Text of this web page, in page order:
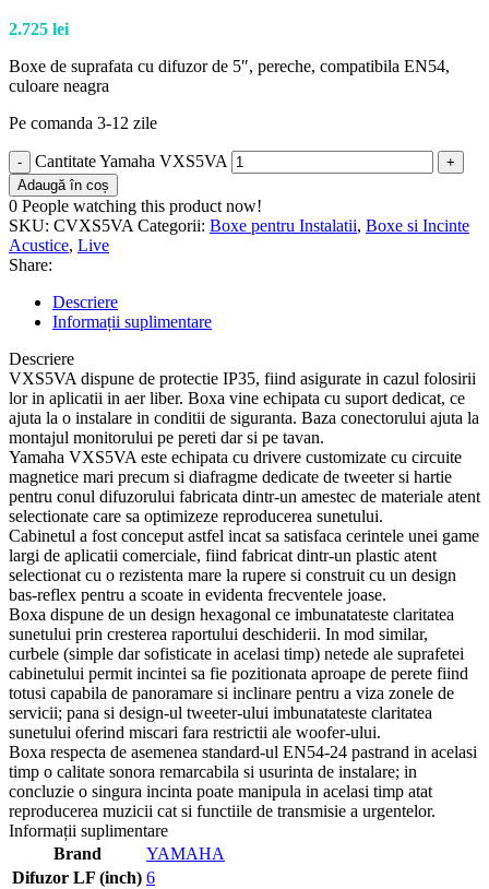
2.725 lei
Boxe de suprafata cu difuzor de 5″, pereche, compatibila EN54,
culoare neagra
Pe comanda 3-12 zile
Cantitate Yamaha VXS5VA
Adaugă în coș
0 People watching this product now!
SKU: CVXS5VACategorii: Boxe pentru Instalatii, Boxe si Incinte
Acustice, Live
Share:
Descriere
Informații suplimentare
Descriere
VXS5VA dispune de protectie IP35, fiind asigurate in cazul folosirii
lor in aplicatii in aer liber. Boxa vine echipata cu suport dedicat, ce
ajuta la o instalare in conditii de siguranta. Baza conectorului ajuta la
montajul monitorului pe pereti dar si pe tavan.
Yamaha VXS5VA este echipata cu drivere customizate cu circuite
magnetice mari precum si diafragme dedicate de tweeter si hartie
pentru conul difuzorului fabricata dintr-un amestec de materiale atent
selectionate care sa optimizeze reproducerea sunetului.
Cabinetul a fost conceput astfel incat sa satisfaca cerintele unei game
largi de aplicatii comerciale, fiind fabricat dintr-un plastic atent
selectionat cu o rezistenta mare la rupere si construit cu un design
bas-reflex pentru a scoate in evidenta frecventele joase.
Boxa dispune de un design hexagonal ce imbunatateste claritatea
sunetului prin cresterea raportului deschiderii. In mod similar,
curbele (simple dar sofisticate in acelasi timp) netede ale suprafetei
cabinetului permit incintei sa fie pozitionata aproape de perete fiind
totusi capabila de panoramare si inclinare pentru a viza zonele de
servicii; pana si design-ul tweeter-ului imbunatateste claritatea
sunetului oferind miscari fara restrictii ale woofer-ului.
Boxa respecta de asemenea standard-ul EN54-24 pastrand in acelasi
timp o calitate sonora remarcabila si usurinta de instalare; in
concluzie o singura incinta poate manipula in acelasi timp atat
reproducerea muzicii cat si functiile de transmisie a urgentelor.
Informații suplimentare
Brand
YAMAHA
Difuzor LF (inch) 6